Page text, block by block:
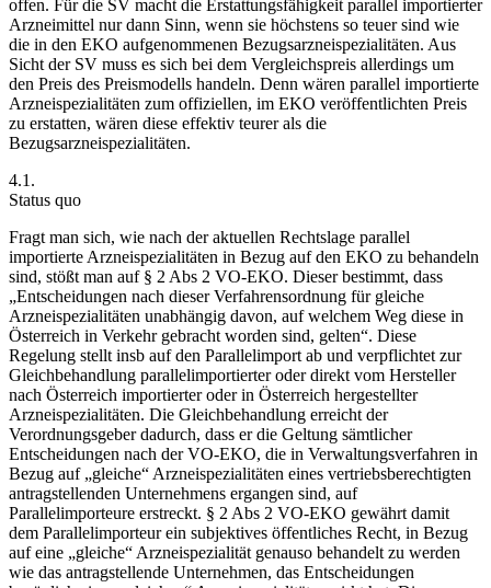
offen. Für die SV macht die Erstattungsfähigkeit parallel importierter
Arzneimittel nur dann Sinn, wenn sie höchstens so teuer sind wie
die in den EKO aufgenommenen Bezugsarzneispezialitäten. Aus
Sicht der SV muss es sich bei dem Vergleichspreis allerdings um
den Preis des Preismodells handeln. Denn wären parallel importierte
Arzneispezialitäten zum offiziellen, im EKO veröffentlichten Preis
zu erstatten, wären diese effektiv teurer als die
Bezugsarzneispezialitäten.
4.1.
Status quo
Fragt man sich, wie nach der aktuellen Rechtslage parallel
importierte Arzneispezialitäten in Bezug auf den EKO zu behandeln
sind, stößt man auf § 2 Abs 2 VO-EKO. Dieser bestimmt, dass
„Entscheidungen nach dieser Verfahrensordnung für gleiche
Arzneispezialitäten unabhängig davon, auf welchem Weg diese in
Österreich in Verkehr gebracht worden sind, gelten“. Diese
Regelung stellt insb auf den Parallelimport ab und verpflichtet zur
Gleichbehandlung parallelimportierter oder direkt vom Hersteller
nach Österreich importierter oder in Österreich hergestellter
Arzneispezialitäten. Die Gleichbehandlung erreicht der
Verordnungsgeber dadurch, dass er die Geltung sämtlicher
Entscheidungen nach der VO-EKO, die in Verwaltungsverfahren in
Bezug auf „gleiche“ Arzneispezialitäten eines vertriebsberechtigten
antragstellenden Unternehmens ergangen sind, auf
Parallelimporteure erstreckt. § 2 Abs 2 VO-EKO gewährt damit
dem Parallelimporteur ein subjektives öffentliches Recht, in Bezug
auf eine „gleiche“ Arzneispezialität genauso behandelt zu werden
wie das antragstellende Unternehmen, das Entscheidungen